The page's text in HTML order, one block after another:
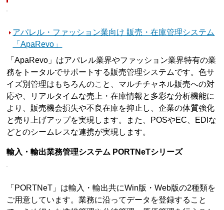
アパレル・ファッション業向け 販売・在庫管理システム
「ApaRevo」
「ApaRevo」はアパレル業界やファッション業界特有の業
務をトータルでサポートする販売管理システムです。色サ
イズ別管理はもちろんのこと、マルチチャネル販売への対
応や、リアルタイムな売上・在庫情報と多彩な分析機能に
より、販売機会損失や不良在庫を抑止し、企業の体質強化
と売り上げアップを実現します。また、POSやEC、EDIな
どとのシームレスな連携が実現します。
輸入・輸出業務管理システム PORTNeTシリーズ
「PORTNeT」は輸入・輸出共にWin版・Web版の2種類を
ご用意しています。業務に沿ってデータを登録すること